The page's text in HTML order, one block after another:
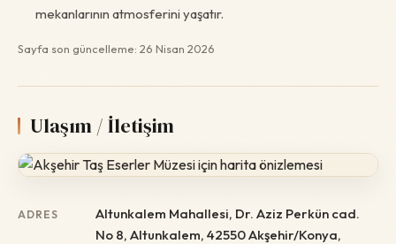
mekanlarının atmosferini yaşatır.
Sayfa son güncelleme: 26 Nisan 2026
Ulaşım / İletişim
ADRES
Altunkalem Mahallesi, Dr. Aziz Perkün cad.
No 8, Altunkalem, 42550 Akşehir/Konya,